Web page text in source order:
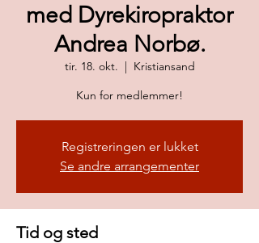
med Dyrekiropraktor
Andrea Norbø.
tir. 18. okt.
  |
Kristiansand
Kun for medlemmer!
Registreringen er lukket
Se andre arrangementer
Tid og sted